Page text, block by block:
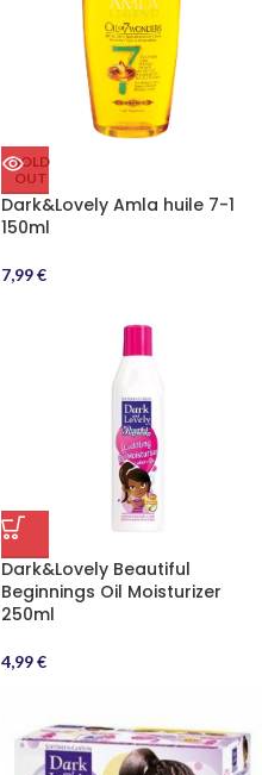
SOLD
OUT
Dark&Lovely Amla huile 7-1
150ml
7,99€
Dark&Lovely Beautiful
Beginnings Oil Moisturizer
250ml
4,99€